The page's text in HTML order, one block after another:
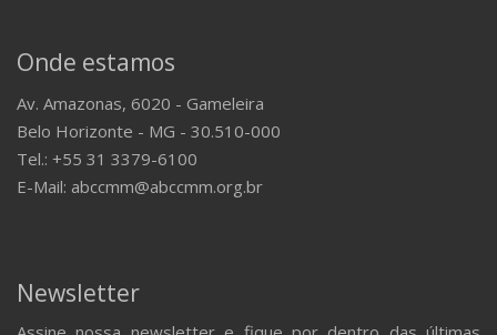
Onde estamos
Av. Amazonas, 6020 - Gameleira
Belo Horizonte - MG - 30.510-000
Tel.: +55 31 3379-6100
E-Mail: abccmm@abccmm.org.br
Newsletter